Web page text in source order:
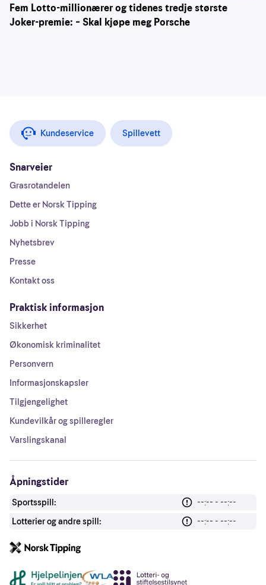
Fem Lotto-millionærer og tidenes tredje største
Joker-premie: – Skal kjøpe meg Porsche
Kundeservice Spillevett
Snarveier
Grasrotandelen
Dette er Norsk Tipping
Jobb i Norsk Tipping
Nyhetsbrev
Presse
Kontakt oss
Praktisk informasjon
Sikkerhet
Økonomisk kriminalitet
Personvern
Informasjonskapsler
Tilgjengelighet
Kundevilkår og spilleregler
Varslingskanal
Åpningstider
Sportsspill:
--:-- - --:--
Lotterier og andre spill:
--:-- - --:--
Andre lenker